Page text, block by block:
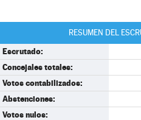
RESUMEN DEL
Escrutado:
Concejales totales:
Votos contabilizados:
Abstenciones:
Votos nulos: